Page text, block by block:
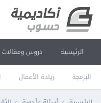
الرئيسية دروس ومقالات
البرمجة ريادة الأعمال